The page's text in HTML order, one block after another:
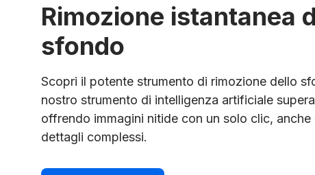
Rimozione istantanea
sfondo
Scopri il potente strumento di rimozione dello
nostro strumento di intelligenza artificiale
offrendo immagini nitide con un solo clic,
dettagli complessi.